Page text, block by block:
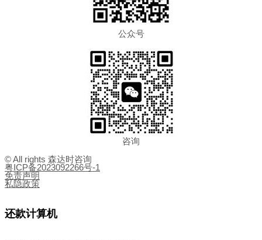
公众号
咨询
© All rights 森达时咨询
粤ICP备2023092266号-1
免责声明
私隐政策
还款计算机